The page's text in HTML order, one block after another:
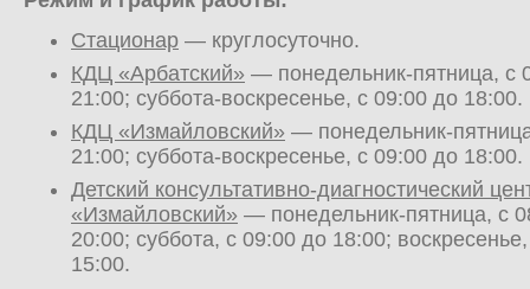
Стационар — круглосуточно.
КДЦ «Арбатский» — понедельник-пятница, с
21:00; суббота-воскресенье, с 09:00 до 18:00.
КДЦ «Измайловский» — понедельник-
21:00; суббота-воскресенье, с 09:00 до 18:00.
Детский консультативно-диагностический
«Измайловский» — понедельник-пятница, с
20:00; суббота, с 09:00 до 18:00;
15:00.